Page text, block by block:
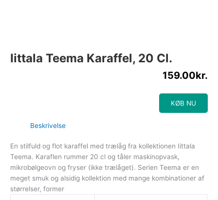
Iittala Teema Karaffel, 20 Cl.
159.00kr.
KØB NU
Beskrivelse
En stilfuld og flot karaffel med trælåg fra kollektionen Iittala
Teema. Karaflen rummer 20 cl og tåler maskinopvask,
mikrobølgeovn og fryser (ikke trælåget). Serien Teema er en
meget smuk og alsidig kollektion med mange kombinationer af
størrelser, former